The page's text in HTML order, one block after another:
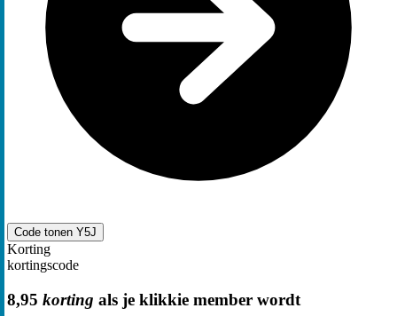
Code tonen Y5J
Korting
kortingscode
8,95 korting als je klikkie member wordt